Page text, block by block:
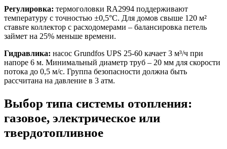
Регулировка: термоголовки RA2994 поддерживают
температуру с точностью ±0,5°C. Для домов свыше 120 м²
ставьте коллектор с расходомерами – балансировка петель
займет на 25% меньше времени.
Гидравлика: насос Grundfos UPS 25-60 качает 3 м³/ч при
напоре 6 м. Минимальный диаметр труб – 20 мм для скорости
потока до 0,5 м/с. Группа безопасности должна быть
рассчитана на давление в 3 атм.
Выбор типа системы отопления:
газовое, электрическое или
твердотопливное